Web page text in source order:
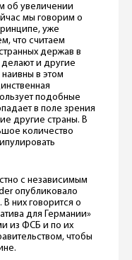
об увеличении
мы говорим о
уже
что считаем
держав в
и другие
в этом
подобные
в поле зрения
другие страны. В
количество
с независимым
опубликовало
них говорится о
для Германии»
из ФСБ и по их
чтобы